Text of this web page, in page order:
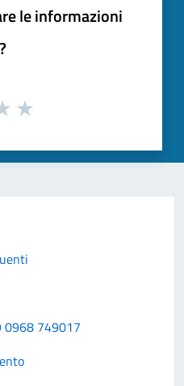
le informazioni
0968 749017